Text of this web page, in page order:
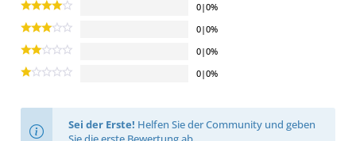
0|0%
0|0%
0|0%
0|0%
Sei der Erste! Helfen Sie der Community und geben